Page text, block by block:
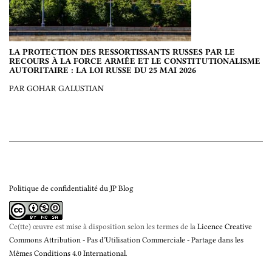
LA PROTECTION DES RESSORTISSANTS RUSSES PAR LE
RECOURS À LA FORCE ARMÉE ET LE CONSTITUTIONALISME
AUTORITAIRE : LA LOI RUSSE DU 25 MAI 2026
PAR GOHAR GALUSTIAN
Politique de confidentialité du JP Blog
Ce(tte) œuvre est mise à disposition selon les termes de la Licence Creative
Commons Attribution - Pas d’Utilisation Commerciale - Partage dans les
Mêmes Conditions 4.0 International.